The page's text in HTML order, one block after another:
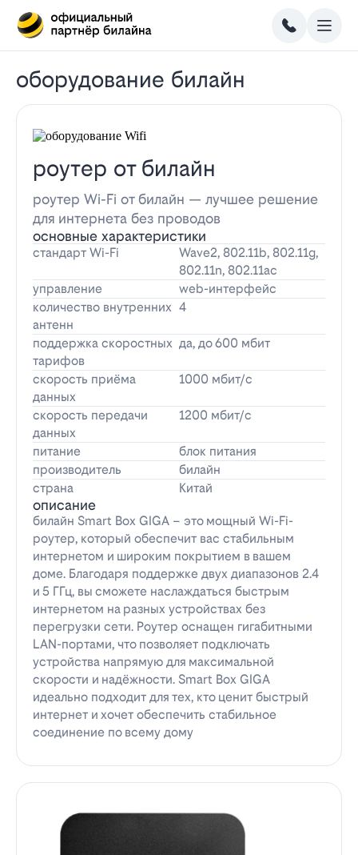
оборудование билайн
роутер от билайн
роутер Wi-Fi от билайн — лучшее решение
для интернета без проводов
основные характеристики
стандарт Wi-Fi
Wave2, 802.11b, 802.11g,
802.11n, 802.11ac
управление
web-интерфейс
количество внутренних
антенн
4
поддержка скоростных
тарифов
да, до 600 мбит
скорость приёма
данных
1000 мбит/с
скорость передачи
данных
1200 мбит/с
питание
блок питания
производитель
билайн
страна
Китай
описание
билайн Smart Box GIGA – это мощный Wi-Fi-
роутер, который обеспечит вас стабильным
интернетом и широким покрытием в вашем
доме. Благодаря поддержке двух диапазонов 2.4
и 5 ГГц, вы сможете наслаждаться быстрым
интернетом на разных устройствах без
перегрузки сети. Роутер оснащен гигабитными
LAN-портами, что позволяет подключать
устройства напрямую для максимальной
скорости и надёжности. Smart Box GIGA
идеально подходит для тех, кто ценит быстрый
интернет и хочет обеспечить стабильное
соединение по всему дому